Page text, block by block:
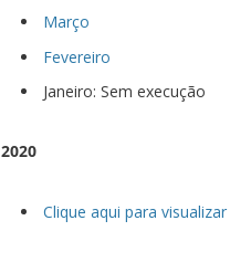
Março
Fevereiro
Janeiro: Sem execução
2020
Clique aqui para visualizar